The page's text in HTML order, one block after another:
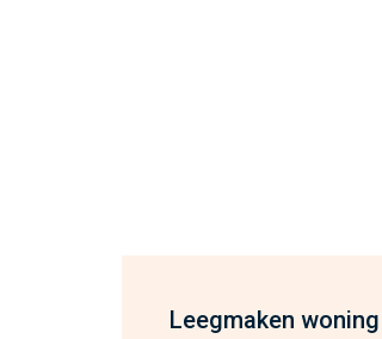
Leegmaken woning